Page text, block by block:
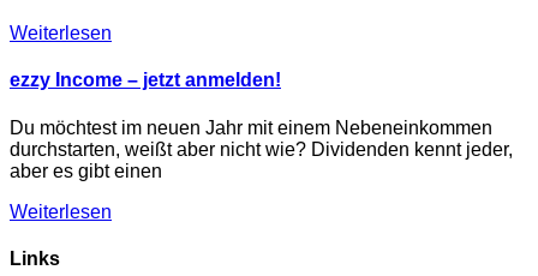
Weiterlesen
ezzy Income – jetzt anmelden!
Du möchtest im neuen Jahr mit einem Nebeneinkommen
durchstarten, weißt aber nicht wie? Dividenden kennt jeder,
aber es gibt einen
Weiterlesen
Links